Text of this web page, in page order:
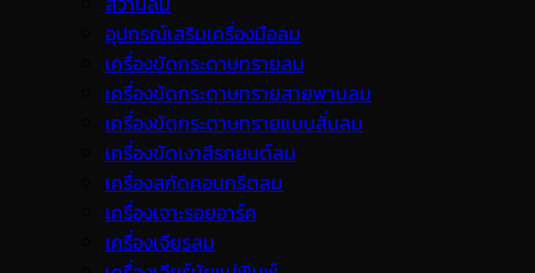
อุปกรณ์เสริมเครื่องมือลม
เครื่องขัดกระดาษทรายลม
เครื่องขัดกระดาษทรายสายพานลม
เครื่องขัดกระดาษทรายแบบสั่นลม
เครื่องขัดเงาสีรถยนต์ลม
เครื่องสกัดคอนกรีตลม
เครื่องเจาะรอยอาร์ค
เครื่องเจียรลม